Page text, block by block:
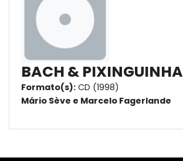
BACH & PIXINGUINHA
Formato(s): CD (1998)
Mário Sève e Marcelo Fagerlande